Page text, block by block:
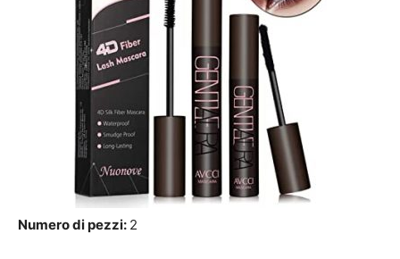
Numero di pezzi: 2